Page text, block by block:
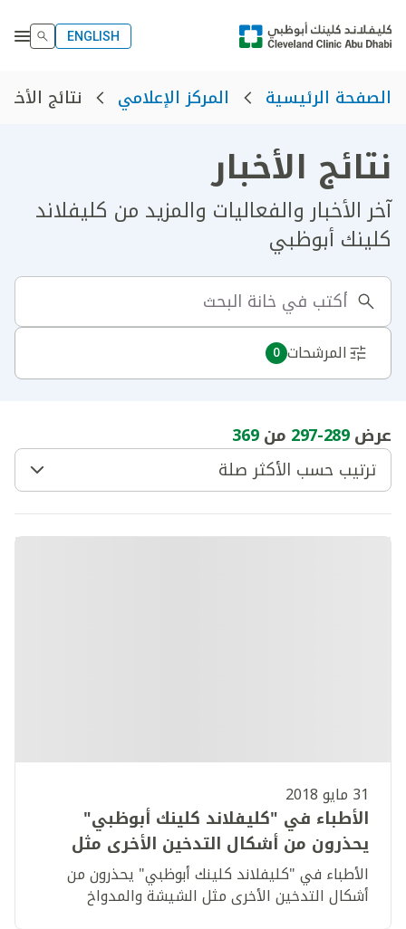
ENGLISH
الصفحة الرئيسية المركز الإعلامي نتائج
نتائج الأخبار
آخر الأخبار والفعاليات والمزيد من كليفلاند
كلينك أبوظبي
المرشحات 0
عرض289
-
297 من369
ترتيب حسب الأكثر صلة
31 مايو 2018
الأطباء في "كليفلاند كلينك أبوظبي"
يحذرون من أشكال التدخين الأخرى مثل
الشيشة والمدواخ
الأطباء في "كليفلاند كلينك أبوظبي" يحذرون من
أشكال التدخين الأخرى مثل الشيشة والمدواخ